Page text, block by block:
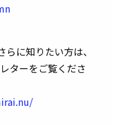
に知りたい方は、
ターをご覧くださ